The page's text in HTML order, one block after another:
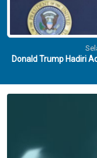
Donald Trump Hadiri